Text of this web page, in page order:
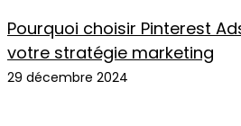
Pourquoi choisir Pinterest
votre stratégie marketing
29 décembre 2024